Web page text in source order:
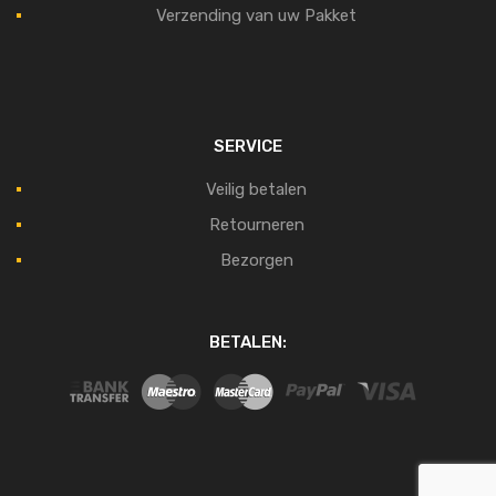
Verzending van uw Pakket
SERVICE
Veilig betalen
Retourneren
Bezorgen
BETALEN: